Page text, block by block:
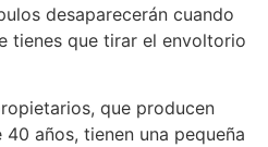
desaparecerán cuando
tienes que tirar el envoltorio
que producen
años, tienen una pequeña